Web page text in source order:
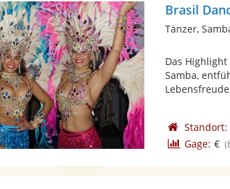
Brasil
Tänzer,
Das
Samba,
Standort:
Gage: €